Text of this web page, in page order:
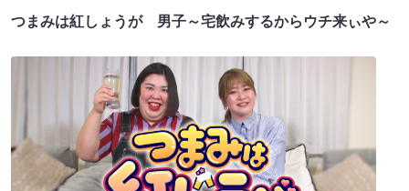
つまみは紅しょうが 男子～宅飲みするからウチ来ぃや～